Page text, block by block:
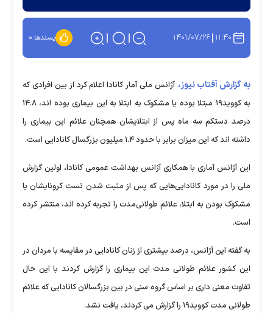
۱۱:۴۰ ۱۴۰۱/۰۷/۲۶ پسندها:۰
به گزارش آفتاب نیوز، آژانس ملی آمار کانادا اعلام کرد از بین افرادی که
به کووید۱۹ مبتلا بوده یا مشکوک به ابتلا به این بیماری بوده اند، ۱۴.۸
درصد دستکم سه ماه پس از ابتلایشان همچنان علائم این بیماری را
داشته اند که این میزان برابر با حدود ۱.۴ میلیون بزرگسال کانادایی است.
این آژانس آماری با همکاری آژانس بهداشت عمومی کانادا، اولین گزارش
ملی را در مورد کانادایی‌هایی که پس از مثبت شدن تست کرونایشان یا
مشکوک بودن به ابتلا، علائم طولانی‌مدت را تجربه کرده اند، منتشر کرده
است.
به گفته این آژانس، درصد بیشتری از زنان کانادایی در مقایسه با مردان در
این کشور علائم طولانی مدت این بیماری را گزارش کردند با این حال
تفاوت معنی داری بر اساس گروه سنی در بین بزرگسالان کانادایی که علائم
طولانی مدت کووید۱۹ را گزارش می کردند، یافت نشد.